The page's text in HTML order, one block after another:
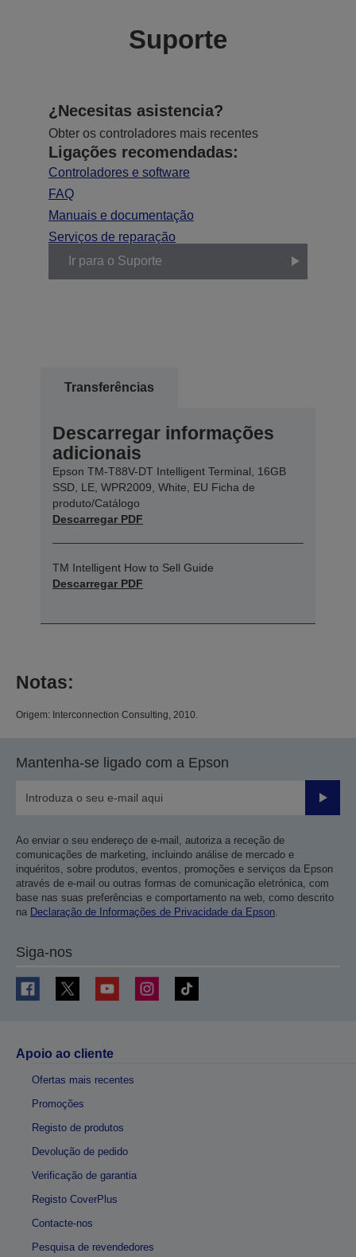
Suporte
¿Necesitas asistencia?
Obter os controladores mais recentes
Ligações recomendadas:
Controladores e software
FAQ
Manuais e documentação
Serviços de reparação
Ir para o Suporte
Transferências
Descarregar informações
adicionais
Epson TM-T88V-DT Intelligent Terminal, 16GB
SSD, LE, WPR2009, White, EU Ficha de
produto/Catálogo
Descarregar PDF
TM Intelligent How to Sell Guide
Descarregar PDF
Notas:
Origem: Interconnection Consulting, 2010.
Mantenha-se ligado com a Epson
Enviar
Ao enviar o seu endereço de e-mail, autoriza a receção de
comunicações de marketing, incluindo análise de mercado e
inquéritos, sobre produtos, eventos, promoções e serviços da Epson
através de e-mail ou outras formas de comunicação eletrónica, com
base nas suas preferências e comportamento na web, como descrito
na Declaração de Informações de Privacidade da Epson
Siga-nos
Apoio ao cliente
Ofertas mais recentes
Promoções
Registo de produtos
Devolução de pedido
Verificação de garantia
Registo CoverPlus
Contacte-nos
Pesquisa de revendedores